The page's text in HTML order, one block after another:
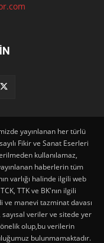
yayınlanan her türlü
Fikir ve Sanat Eserleri
kullanılamaz,
haberlerin tüm
varlığı halinde ilgili web
TTK ve BK'nın ilgili
manevi tazminat davası
veriler ve sitede yer
olup,bu verilerin
bulunmamaktadır.